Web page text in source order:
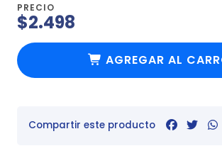
PRECIO
$2.498
AGREGAR AL
Compartir este producto